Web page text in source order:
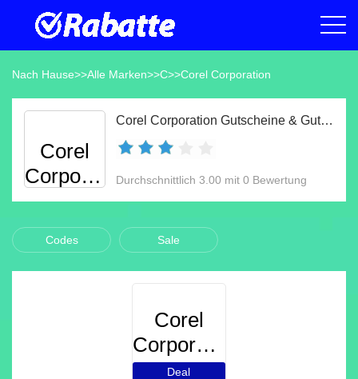
Nach Hause>>Alle Marken>>C>>Corel Corporation
Corel
Corporation
Corel Corporation Gutscheine & Gutscheincodes Aug 2026
Durchschnittlich 3.00 mit 0 Bewertung
Codes Sale
Corel
Corporation
Deal